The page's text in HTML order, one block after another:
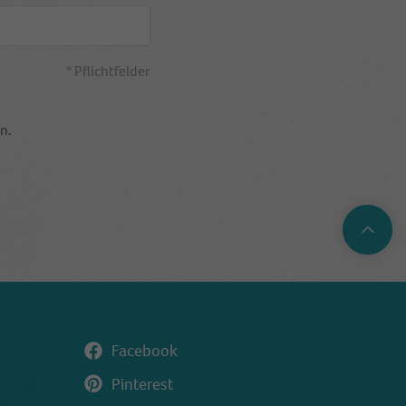
* Pflichtfelder
Top
Facebook
Pinterest